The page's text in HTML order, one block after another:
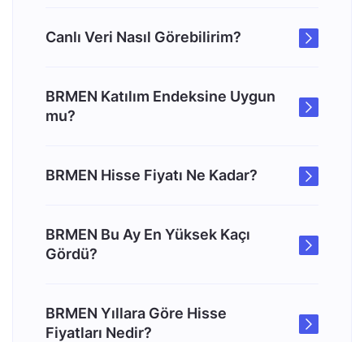
Canlı Veri Nasıl Görebilirim?
BRMEN Katılım Endeksine Uygun
mu?
BRMEN Hisse Fiyatı Ne Kadar?
BRMEN Bu Ay En Yüksek Kaçı
Gördü?
BRMEN Yıllara Göre Hisse
Fiyatları Nedir?